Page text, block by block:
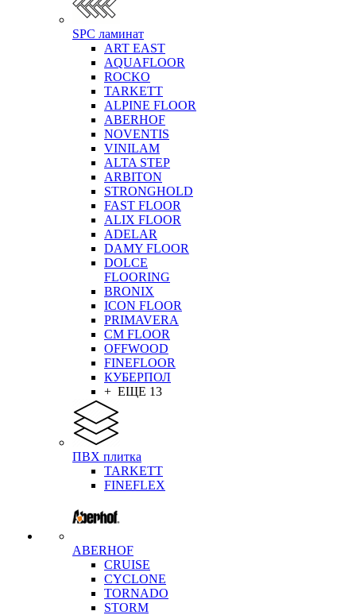
SPC ламинат
ART EAST
AQUAFLOOR
ROCKO
TARKETT
ALPINE FLOOR
ABERHOF
NOVENTIS
VINILAM
ALTA STEP
ARBITON
STRONGHOLD
FAST FLOOR
ALIX FLOOR
ADELAR
DAMY FLOOR
DOLCE
FLOORING
BRONIX
ICON FLOOR
PRIMAVERA
CM FLOOR
OFFWOOD
FINEFLOOR
КУБЕРПОЛ
+ ЕЩЕ 13
ПВХ плитка
TARKETT
FINEFLEX
ABERHOF
CRUISE
CYCLONE
TORNADO
STORM